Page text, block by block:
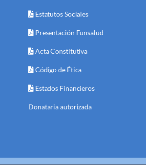
Estatutos Sociales
Presentación Funsalud
Acta Constitutiva
Código de Ética
Estados Financieros
Donataria autorizada